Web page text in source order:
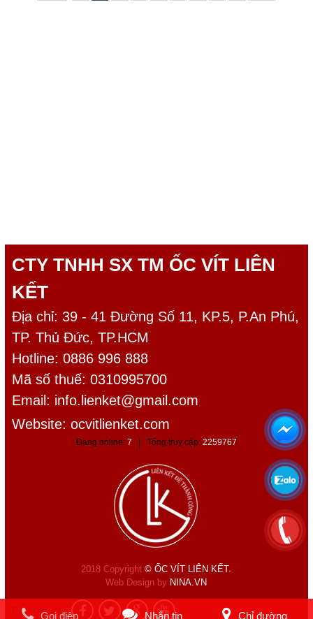
CTY TNHH SX TM ỐC VÍT LIÊN
KẾT
Địa chỉ: 39 - 41 Đường Số 11, KP.5, P.An Phú,
TP. Thủ Đức, TP.HCM
Hotline: 0886 996 888
Mã số thuế: 0310995700
Email: info.lienket@gmail.com
Website: ocvitlienket.com
Đang online: 7 | Tổng truy cập: 2259767
2018 Copyright© ỐC VÍT LIÊN KẾT.
Web Design by NINA.VN
FOLLOW US:
Gọi điện Nhắn tin Chỉ đường